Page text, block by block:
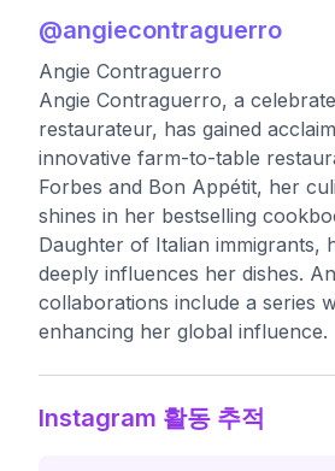
@angiecontraguerro
Angie Contraguerro
Angie Contraguerro, a
restaurateur, has gained
innovative farm-to-table
Forbes and Bon Appétit, her
shines in her bestselling
Daughter of Italian immigrants,
deeply influences her dishes.
collaborations include a series
enhancing her global influence.
Instagram 활동 추적